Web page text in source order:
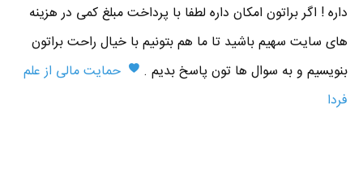
داره ! اگر براتون امکان داره لطفا با پرداخت مبلغ کمی در هزینه
های سایت سهیم باشید تا ما هم بتونیم با خیال راحت براتون
بنویسیم و به سوال ها تون پاسخ بدیم .
حمایت مالی از علم
فردا